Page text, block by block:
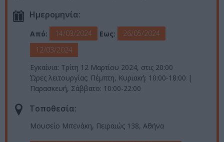
Ημερομηνία:
Από: 14/03/2024 Εως:
26/05/2024
12/03/2024
Εγκαίνια: Τρίτη 12 Μαρτίου 2024, στις 20:00
Ώρες λειτουργίας: Πέμπτη, Κυριακή: 10:00-18:00 |
Παρασκευή, Σάββατο: 10:00-22:00
Τοποθεσία:
Μουσείο Μπενάκη, Πειραιώς 138, Αθήνα